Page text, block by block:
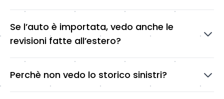
Se l’auto è importata, vedo anche le
revisioni fatte all’estero?
Perchè non vedo lo storico sinistri?